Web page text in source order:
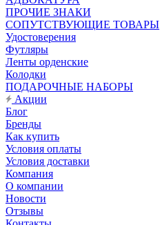
ПРОЧИЕ ЗНАКИ
СОПУТСТВУЮЩИЕ ТОВАРЫ
Удостоверения
Футляры
Ленты орденские
Колодки
ПОДАРОЧНЫЕ НАБОРЫ
Акции
Блог
Бренды
Как купить
Условия оплаты
Условия доставки
Компания
О компании
Новости
Отзывы